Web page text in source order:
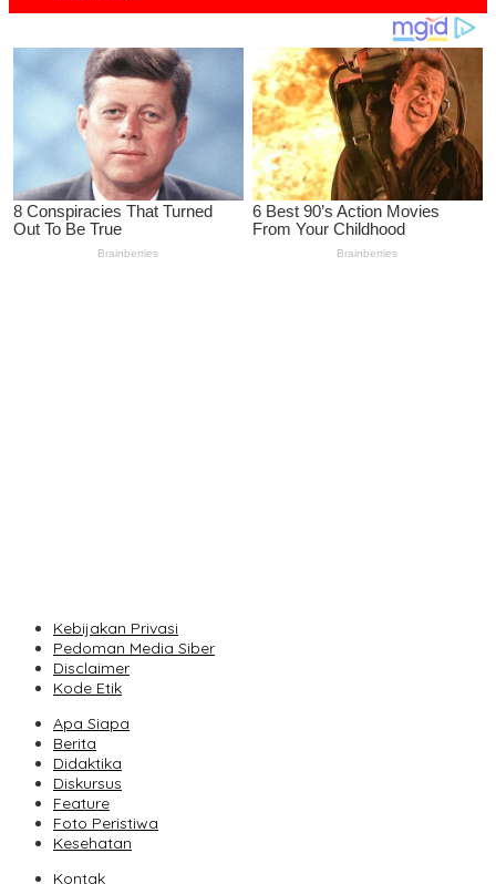
Kebijakan Privasi
Pedoman Media Siber
Disclaimer
Kode Etik
Apa Siapa
Berita
Didaktika
Diskursus
Feature
Foto Peristiwa
Kesehatan
Kontak